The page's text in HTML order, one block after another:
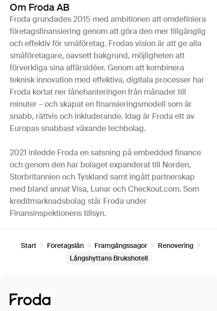
Om Froda AB
Froda grundades 2015 med ambitionen att omdefiniera
företagsfinansiering genom att göra den mer tillgänglig
och effektiv för småföretag. Frodas vision är att ge alla
småföretagare, oavsett bakgrund, möjligheten att
förverkliga sina affärsidéer. Genom att kombinera
teknisk innovation med effektiva, digitala processer har
Froda kortat ner lånehanteringen från månader till
minuter – och skapat en finansieringsmodell som är
snabb, rättvis och inkluderande. Idag är Froda ett av
Europas snabbast växande techbolag.
2021 inledde Froda en satsning på embedded finance
och genom den har bolaget expanderat till Norden,
Storbritannien och Tyskland samt ingått partnerskap
med bland annat Visa, Lunar och Checkout.com. Som
kreditmarknadsbolag står Froda under
Finansinspektionens tillsyn.
Start Företagslån Framgångssagor
Renovering
Långshyttans Brukshotell